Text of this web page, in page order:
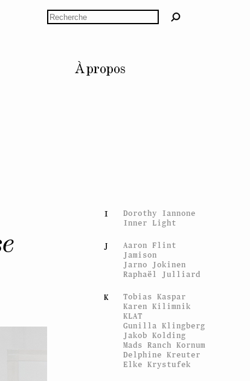
À propos
Vidya Gastaldon
Konstantin Grcic
I
Dorothy Iannone
Inner Light
J
Aaron Flint
Jamison
Jarno Jokinen
Raphaël Julliard
K
Tobias Kaspar
Karen Kilimnik
KLAT
Gunilla Klingberg
Jakob Kolding
Mads Ranch Kornum
Delphine Kreuter
Elke Krystufek
Rechercher